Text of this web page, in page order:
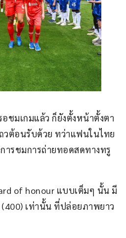
ชมเกมแล้ว ก็ยังตั้งหน้าตั้งตา
วต้อนรับด้วย ทว่าแฟนในไทย
ารชมการถ่ายทอดสดทางทรู
of honour แบบเต็มๆ นั้น มี
เท่านั้น ที่ปล่อยภาพยาว